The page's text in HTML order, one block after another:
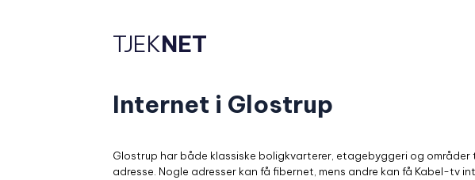
TJEKNET
Internet i Glostrup
Glostrup har både klassiske boligkvarterer, etagebyggeri og
adresse. Nogle adresser kan få fibernet, mens andre kan få Kabel-